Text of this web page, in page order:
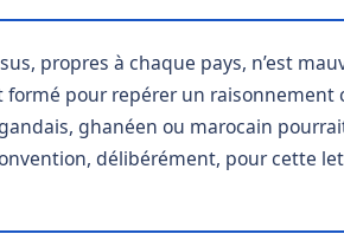
propres à chaque pays, n’est
formé pour repérer un
ghanéen ou marocain
délibérément, pour cette